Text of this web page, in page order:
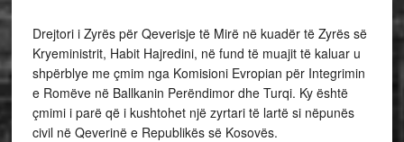
Drejtori i Zyrës për Qeverisje të Mirë në kuadër të Zyrës së
Kryeministrit, Habit Hajredini, në fund të muajit të kaluar u
shpërblye me çmim nga Komisioni Evropian për Integrimin
e Romëve në Ballkanin Perëndimor dhe Turqi. Ky është
çmimi i parë që i kushtohet një zyrtari të lartë si nëpunës
civil në Qeverinë e Republikës së Kosovës.